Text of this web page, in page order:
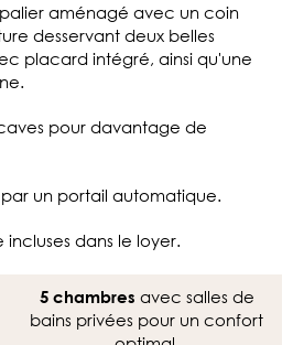
aménagé avec un coin
desservant deux belles
placard intégré, ainsi qu'une
pour davantage de
un portail automatique.
dans le loyer.
5 chambres avec salles de
bains privées pour un confort